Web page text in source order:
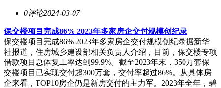
0评论2024-03-07
保交楼项目完成86% 2023年多家房企交付规模创纪录
保交楼项目完成86% 2023年多家房企交付规模创纪录据新华
社报道，住房城乡建设部相关负责人介绍，目前，保交楼专项
借款项目总体复工率达到99.9%。截至2023年末，350万套保
交楼项目已实现交付超300万套，交付率超过86%。从具体房
企来看，TOP10房企仍是新房交付的主力军。2023年全年，碧